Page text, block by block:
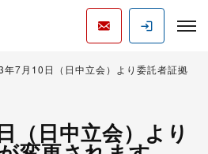
年7月10日（日中立会）より委託者証拠
（日中立会）より